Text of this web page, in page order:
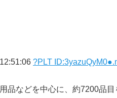
?PLT
品などを中心に、約7200品目